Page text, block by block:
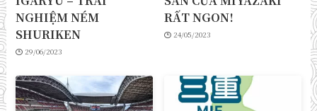
NGHIỆM NÉM
SHURIKEN
29/06/2023
RẤT NGON!
24/05/2023